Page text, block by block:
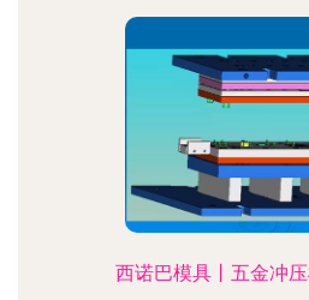
西诺巴模具丨五金冲